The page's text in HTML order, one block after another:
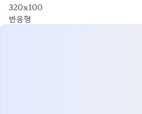
320x100
반응형